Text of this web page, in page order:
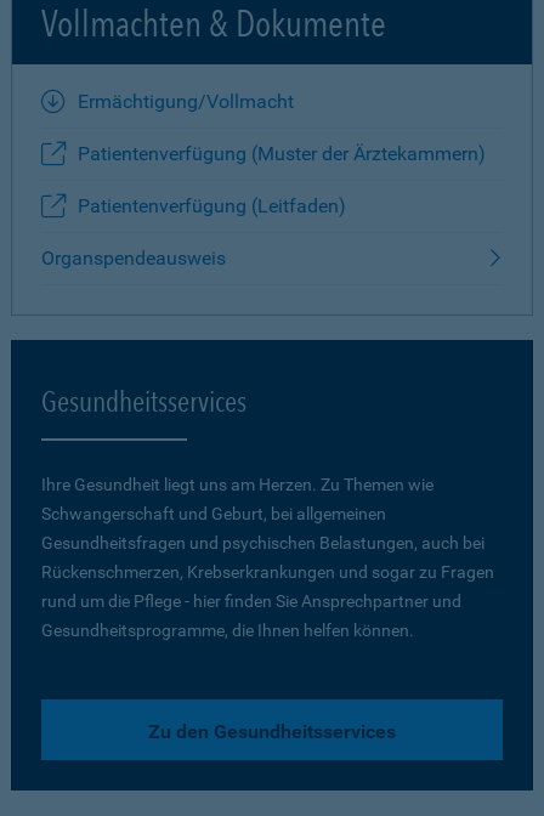
Vollmachten & Dokumente
Ermächtigung/Vollmacht
Patientenverfügung (Muster der Ärztekammern)
Patientenverfügung (Leitfaden)
Organspendeausweis
Gesundheitsservices
Ihre Gesundheit liegt uns am Herzen. Zu Themen wie
Schwangerschaft und Geburt, bei allgemeinen
Gesundheitsfragen und psychischen Belastungen, auch bei
Rückenschmerzen, Krebserkrankungen und sogar zu Fragen
rund um die Pflege - hier finden Sie Ansprechpartner und
Gesundheitsprogramme, die Ihnen helfen können.
Zu den Gesundheitsservices